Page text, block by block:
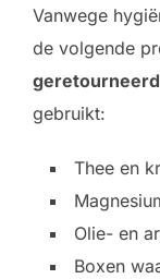
Vanwege
de volgende
geretourneerd
gebruikt:
Thee en
Olie- en
Boxen